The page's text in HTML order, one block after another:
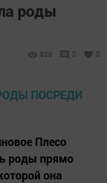
роды
828 0 0
Плесо
роды прямо
она